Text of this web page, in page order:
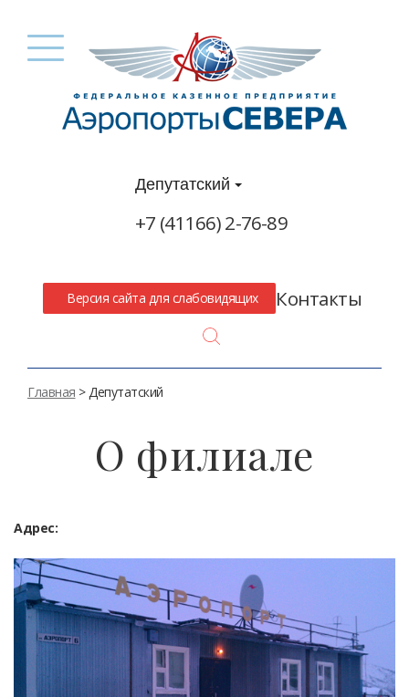
Депутатский
+7 (41166) 2-76-89
Версия сайта для слабовидящих Контакты
Главная > Депутатский
О филиале
Адрес: